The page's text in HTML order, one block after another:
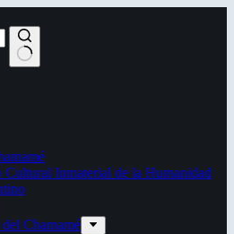
Cultural Inmaterial de la Humanidad
Chamamé